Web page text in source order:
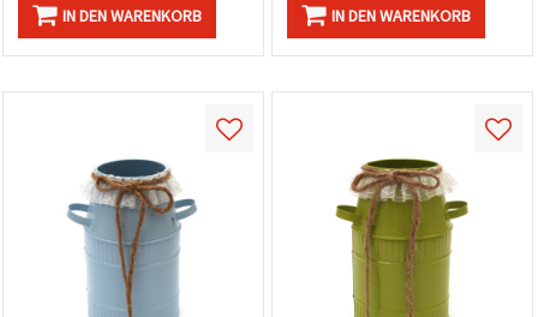
IN DEN WARENKORB IN DEN WARENKORB